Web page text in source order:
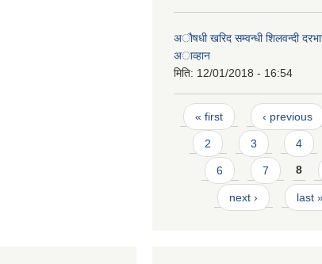
अाैषधी खरिद सम्वन्धी शिलवन्दी
अाव्हान
मिति: 12/01/2018 - 16:54
Pages
« first ‹ previous
2 3 4
6 7 8
next › last